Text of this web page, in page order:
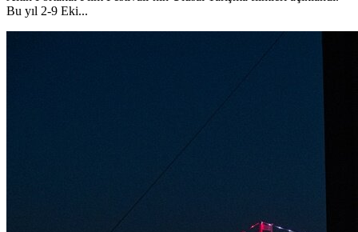
Bu yıl 2-9 Eki...